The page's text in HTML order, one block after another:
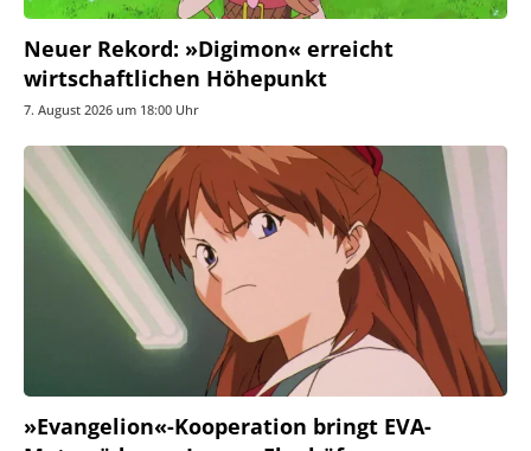
Neuer Rekord: »Digimon« erreicht
wirtschaftlichen Höhepunkt
7. August 2026 um 18:00 Uhr
»Evangelion«-Kooperation bringt EVA-